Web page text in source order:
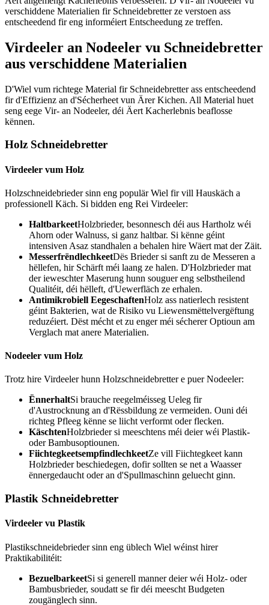
verschiddene Materialien fir Schneidebretter ze verstoen ass
entscheedend fir eng informéiert Entscheedung ze treffen.
Virdeeler an Nodeeler vu Schneidebretter
aus verschiddene Materialien
D'Wiel vum richtege Material fir Schneidebretter ass entscheedend
fir d'Effizienz an d'Sécherheet vun Ärer Kichen. All Material huet
seng eege Vir- an Nodeeler, déi Äert Kacherlebnis beaflosse
kënnen.
Holz Schneidebretter
Virdeeler vum Holz
Holzschneidebrieder sinn eng populär Wiel fir vill Hauskäch a
professionell Käch. Si bidden eng Rei Virdeeler:
HaltbarkeetHolzbrieder, besonnesch déi aus Hartholz wéi
Ahorn oder Walnuss, si ganz haltbar. Si kënne géint
intensiven Asaz standhalen a behalen hire Wäert mat der Zäit.
MesserfrëndlechkeetDës Brieder si sanft zu de Messeren a
hëllefen, hir Schärft méi laang ze halen. D'Holzbrieder mat
der ieweschter Maserung hunn souguer eng selbstheilend
Qualitéit, déi hëlleft, d'Uewerfläch ze erhalen.
Antimikrobiell EegeschaftenHolz ass natierlech resistent
géint Bakterien, wat de Risiko vu Liewensmëttelvergëftung
reduzéiert. Dëst mécht et zu enger méi sécherer Optioun am
Verglach mat anere Materialien.
Nodeeler vum Holz
Trotz hire Virdeeler hunn Holzschneidebretter e puer Nodeeler:
ËnnerhaltSi brauche reegelméisseg Ueleg fir
d'Austrocknung an d'Rëssbildung ze vermeiden. Ouni déi
richteg Pfleeg kënne se liicht verformt oder flecken.
KäschtenHolzbrieder si meeschtens méi deier wéi Plastik-
oder Bambusoptiounen.
FiichtegkeetsempfindlechkeetZe vill Fiichtegkeet kann
Holzbrieder beschiedegen, dofir sollten se net a Waasser
ënnergedaucht oder an d'Spullmaschinn geluecht ginn.
Plastik Schneidebretter
Virdeeler vu Plastik
Plastikschneidebrieder sinn eng üblech Wiel wéinst hirer
Praktikabilitéit:
BezuelbarkeetSi si generell manner deier wéi Holz- oder
Bambusbrieder, soudatt se fir déi meescht Budgeten
zougänglech sinn.